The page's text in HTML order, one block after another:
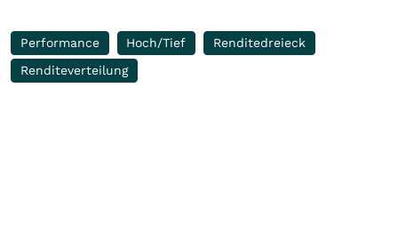
Performance Hoch/Tief
Renditedreieck
Renditeverteilung